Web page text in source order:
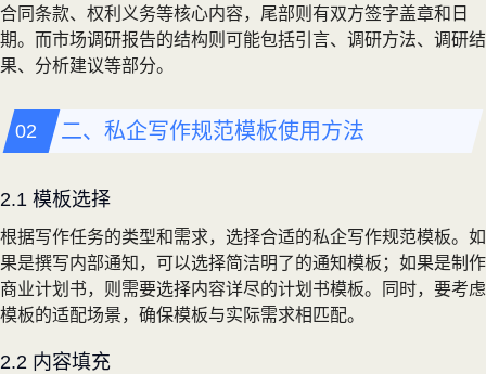
合同条款、权利义务等核心内容，尾部则有双方签字盖章和日
期。而市场调研报告的结构则可能包括引言、调研方法、调研结
果、分析建议等部分。
二、私企写作规范模板使用方法
2.1 模板选择
根据写作任务的类型和需求，选择合适的私企写作规范模板。如
果是撰写内部通知，可以选择简洁明了的通知模板；如果是制作
商业计划书，则需要选择内容详尽的计划书模板。同时，要考虑
模板的适配场景，确保模板与实际需求相匹配。
2.2 内容填充